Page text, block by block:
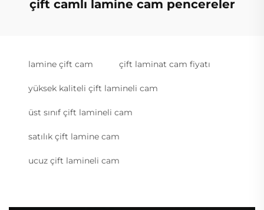
çift camlı lamine cam pencereler
lamine çift cam çift laminat cam fiyatı
yüksek kaliteli çift lamineli cam
üst sınıf çift lamineli cam
satılık çift lamine cam
ucuz çift lamineli cam